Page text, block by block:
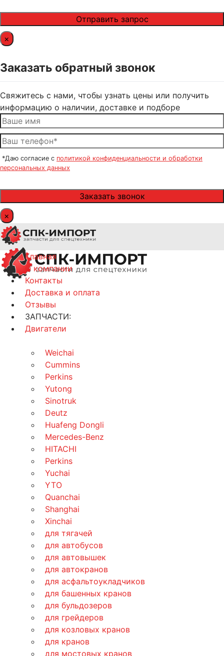
×
Заказать обратный звонок
Свяжитесь с нами, чтобы узнать цены или получить
информацию о наличии, доставке и подборе
*Даю согласие с политикой конфиденциальности и обработки
персональных данных
×
Главная
О компании
Контакты
Доставка и оплата
Отзывы
ЗАПЧАСТИ:
Двигатели
Weichai
Cummins
Perkins
Yutong
Sinotruk
Deutz
Huafeng Dongli
Mercedes-Benz
HITACHI
Perkins
Yuchai
YTO
Quanchai
Shanghai
Xinchai
для тягачей
для автобусов
для автовышек
для автокранов
для асфальтоукладчиков
для башенных кранов
для бульдозеров
для грейдеров
для козловых кранов
для кранов
для мостовых кранов